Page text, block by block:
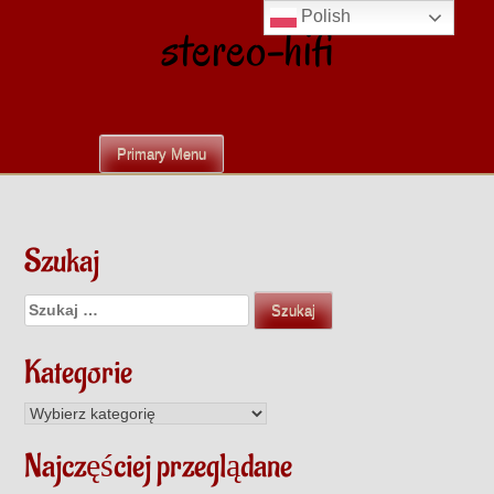
stereo-hifi
Primary Menu
Szukaj
Szukaj:
Kategorie
Kategorie
Najczęściej przeglądane
Polish